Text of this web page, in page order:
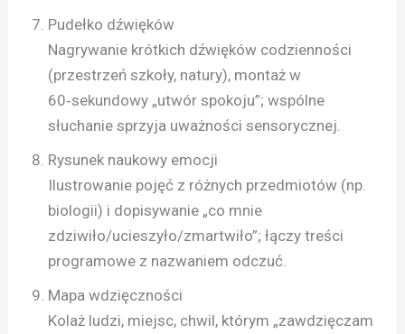
Pudełko dźwięków
Nagrywanie krótkich dźwięków codzienności
(przestrzeń szkoły, natury), montaż w
60‑sekundowy „utwór spokoju”; wspólne
słuchanie sprzyja uważności sensorycznej.
Rysunek naukowy emocji
Ilustrowanie pojęć z różnych przedmiotów (np.
biologii) i dopisywanie „co mnie
zdziwiło/ucieszyło/zmartwiło”; łączy treści
programowe z nazwaniem odczuć.
Mapa wdzięczności
Kolaż ludzi, miejsc, chwil, którym „zawdzięczam